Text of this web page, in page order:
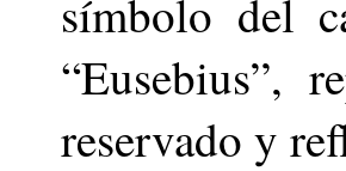
símbolo del
“Eusebius”,
reservado y